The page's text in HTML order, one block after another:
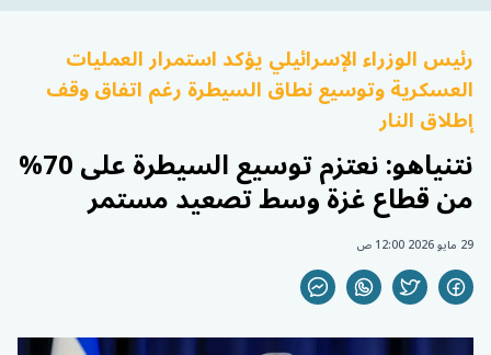
رئيس الوزراء الإسرائيلي يؤكد استمرار العمليات
العسكرية وتوسيع نطاق السيطرة رغم اتفاق وقف
إطلاق النار
نتنياهو: نعتزم توسيع السيطرة على 70%
من قطاع غزة وسط تصعيد مستمر
29 مايو 2026 12:00 ص